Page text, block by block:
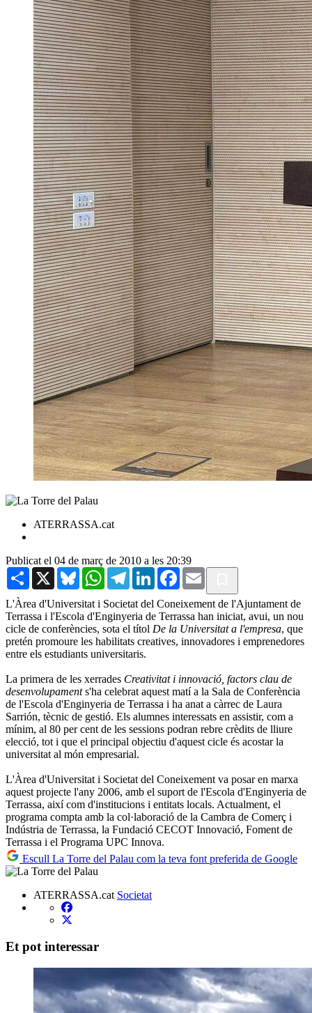
ATERRASSA.cat
Publicat el 04 de març de 2010 a les 20:39
Share X BlueskyWhatsAppTelegramLinkedInFacebook
Email
L'Àrea d'Universitat i Societat del Coneixement de l'Ajuntament de
Terrassa i l'Escola d'Enginyeria de Terrassa han iniciat, avui, un nou
cicle de conferències, sota el títol De la Universitat a l'empresa, que
pretén promoure les habilitats creatives, innovadores i emprenedores
entre els estudiants universitaris.
La primera de les xerrades Creativitat i innovació, factors clau de
desenvolupaments'ha celebrat aquest matí a la Sala de Conferència
de l'Escola d'Enginyeria de Terrassa i ha anat a càrrec de Laura
Sarrión, tècnic de gestió. Els alumnes interessats en assistir, com a
mínim, al 80 per cent de les sessions podran rebre crèdits de lliure
elecció, tot i que el principal objectiu d'aquest cicle és acostar la
universitat al món empresarial.
L'Àrea d'Universitat i Societat del Coneixement va posar en marxa
aquest projecte l'any 2006, amb el suport de l'Escola d'Enginyeria de
Terrassa, així com d'institucions i entitats locals. Actualment, el
programa compta amb la col·laboració de la Cambra de Comerç i
Indústria de Terrassa, la Fundació CECOT Innovació, Foment de
Terrassa i el Programa UPC Innova.
Escull La Torre del Palau com la teva font preferida de Google
ATERRASSA.cat Societat
Et pot interessar